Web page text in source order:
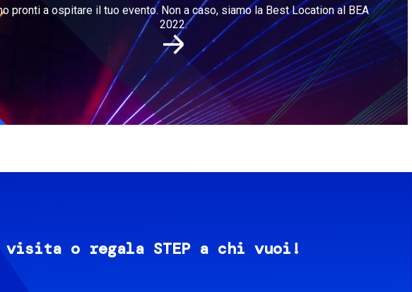
pronti a ospitare il tuo evento. Non a caso, siamo la Best Location al BEA
2022.
o regala STEP a chi vuoi!